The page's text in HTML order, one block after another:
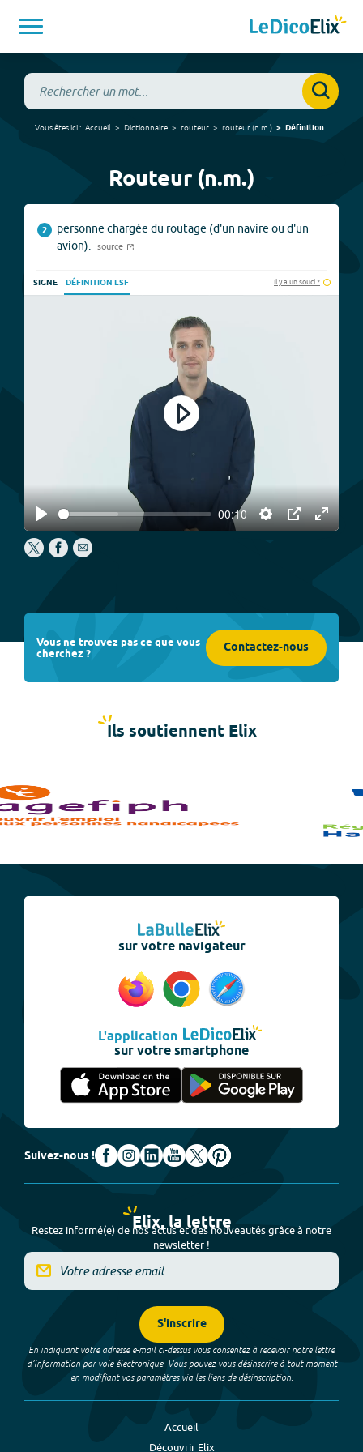
Vous êtes ici : Accueil Dictionnaire routeur routeur(n.m. ) Définition
Routeur (n.m.)
2
personne chargée du routage (d'un navire ou d'un
avion).
source
SIGNE DÉFINITION LSF Il y a un souci ?
Play
00:10
Settings
PIP
Enter
Play
Vous ne trouvez pas ce que vous
cherchez ? Contactez-nous
Ils soutiennent Elix
sur votre navigateur
L'application
sur votre smartphone
Suivez-nous !
Elix, la lettre
Restez informé(e) de nos actus et des nouveautés grâce à notre
newsletter !
S'inscrire
En indiquant votre adresse e-mail ci-dessus vous consentez à recevoir notre lettre
d’information par voie électronique. Vous pouvez vous désinscrire à tout moment
en modifiant vos paramètres via les liens de désinscription.
Accueil
Découvrir Elix